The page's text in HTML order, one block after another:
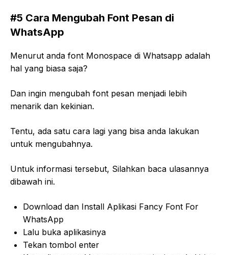
#5 Cara Mengubah Font Pesan di
WhatsApp
Menurut anda font Monospace di Whatsapp adalah
hal yang biasa saja?
Dan ingin mengubah font pesan menjadi lebih
menarik dan kekinian.
Tentu, ada satu cara lagi yang bisa anda lakukan
untuk mengubahnya.
Untuk informasi tersebut, Silahkan baca ulasannya
dibawah ini.
Download dan Install Aplikasi Fancy Font For
WhatsApp
Lalu buka aplikasinya
Tekan tombol enter